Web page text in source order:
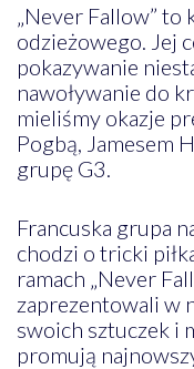
„Never Fallow” to
odzieżowego. Jej
pokazywanie
nawoływanie do
mieliśmy okazje
Pogbą, Jamesem
grupę G3.
Francuska grupa
chodzi o tricki
ramach „Never
zaprezentowali w
swoich sztuczek i
promują